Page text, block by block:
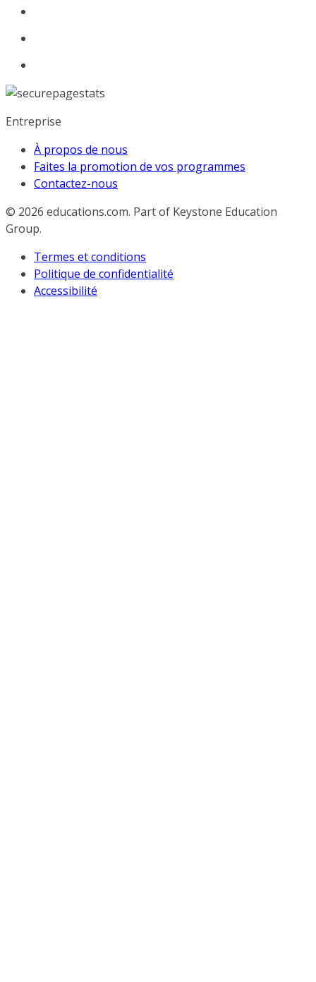
Entreprise
À propos de nous
Faites la promotion de vos programmes
Contactez-nous
© 2026 educations.com. Part of Keystone Education
Group.
Termes et conditions
Politique de confidentialité
Accessibilité